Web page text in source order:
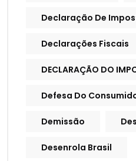
Declaração De
Declarações Fiscais
DECLARAÇÃO DO
Defesa Do
Demissão
Desenrola Brasil